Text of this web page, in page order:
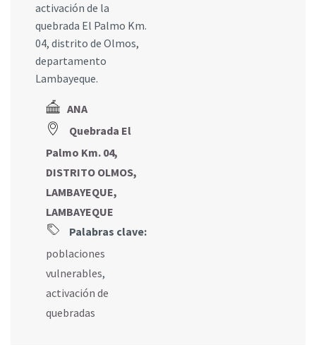
activación de la
quebrada El Palmo Km.
04, distrito de Olmos,
departamento
Lambayeque.
ANA
Quebrada El
Palmo Km. 04,
DISTRITO OLMOS,
LAMBAYEQUE,
LAMBAYEQUE
Palabras clave:
poblaciones
vulnerables,
activación de
quebradas